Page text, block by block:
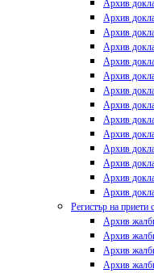
Архив
Архив
Архив
Архив
Архив
Архив
Архив
Архив
Архив
Архив
Архив
Архив
Архив
Архив
Регистър на приети
Архив
Архив
Архив
Архив